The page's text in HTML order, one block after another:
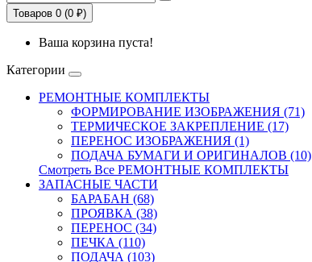
Товаров 0 (0 ₽)
Ваша корзина пуста!
Категории
РЕМОНТНЫЕ КОМПЛЕКТЫ
ФОРМИРОВАНИЕ ИЗОБРАЖЕНИЯ (71)
ТЕРМИЧЕСКОЕ ЗАКРЕПЛЕНИЕ (17)
ПЕРЕНОС ИЗОБРАЖЕНИЯ (1)
ПОДАЧА БУМАГИ И ОРИГИНАЛОВ (10)
Смотреть Все РЕМОНТНЫЕ КОМПЛЕКТЫ
ЗАПАСНЫЕ ЧАСТИ
БАРАБАН (68)
ПРОЯВКА (38)
ПЕРЕНОС (34)
ПЕЧКА (110)
ПОДАЧА (103)